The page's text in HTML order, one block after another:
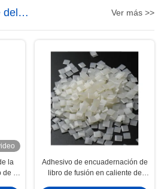
del
Ver más >>
la
la
Adhesivo de encuadernación de
libro de fusión en caliente de